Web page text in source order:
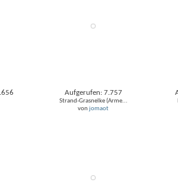
Aufgerufen: 7.757
Strand-Grasnelke (Arme...
von jomaot